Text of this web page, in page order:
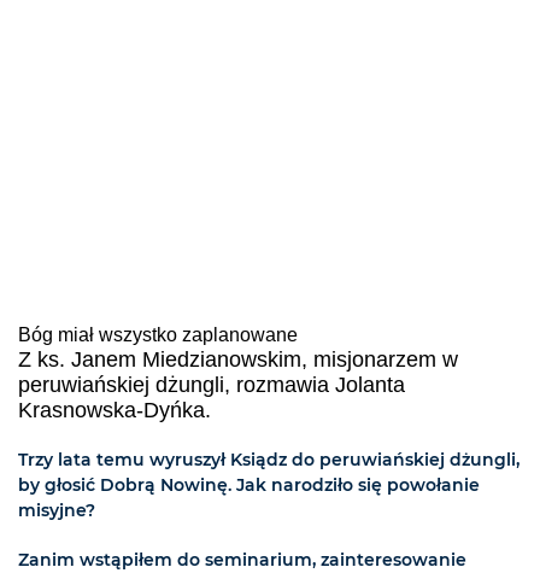
Bóg miał wszystko zaplanowane
Z ks. Janem Miedzianowskim, misjonarzem w
peruwiańskiej dżungli, rozmawia Jolanta
Krasnowska-Dyńka.
Trzy lata temu wyruszył Ksiądz do peruwiańskiej dżungli,
by głosić Dobrą Nowinę. Jak narodziło się powołanie
misyjne?
Zanim wstąpiłem do seminarium, zainteresowanie